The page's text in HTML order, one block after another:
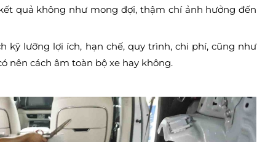
quả không như mong đợi, thậm chí ảnh hưởng đến
kỹ lưỡng lợi ích, hạn chế, quy trình, chi phí, cũng như
nên cách âm toàn bộ xe hay không.